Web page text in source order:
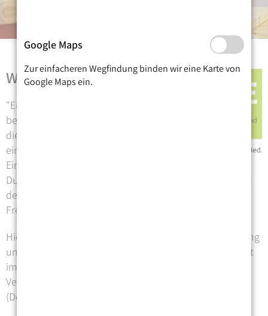
Was istErgotherapie?
"Ergotherapie unterstützt und
begleitet Menschen jeden Alters,
die in ihrer Handlungsfähigkeit
eingeschränkt oder von
Einschränkung bedroht sind. Ziel ist, sie bei der
Durchführung für sie bedeutungsvoller Betätigungen in
den Bereichen Selbstversorgung, Produktivität und
Freizeit in ihrer persönlichen Umwelt zu stärken.
Hierbei dienen spezifische Aktivitäten, Umweltanpassung
und Beratung dazu, dem Menschen Handlungsfähigkeit
im Alltag, gesellschaftliche Teilhabe und eine
Verbesserung seiner Lebensqualität zu ermöglichen."
(Deutscher Verband Ergotherapie e.V. 2022).
Google Maps
Zur einfacheren Wegfindung binden wir eine Karte von
Google Maps ein.